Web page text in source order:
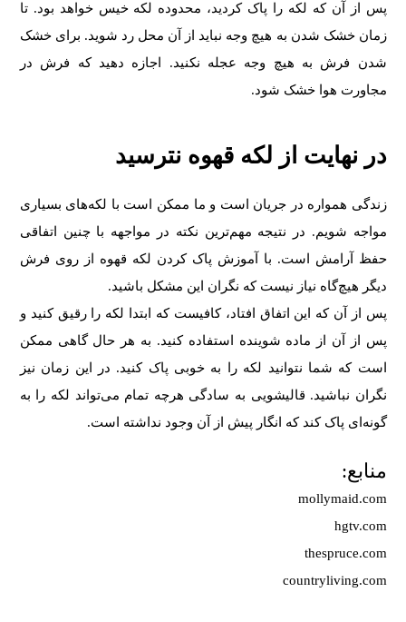
پس از آن که لکه را پاک کردید، محدوده لکه خیس خواهد بود. تا
زمان خشک شدن به هیچ وجه نباید از آن محل رد شوید. برای خشک
شدن فرش به هیچ وجه عجله نکنید. اجازه دهید که فرش در
مجاورت هوا خشک شود.
در نهایت از لکه قهوه نترسید
زندگی همواره در جریان است و ما ممکن است با لکه‌های بسیاری
مواجه شویم. در نتیجه مهم‌ترین نکته در مواجهه با چنین اتفاقی
حفظ آرامش است. با آموزش پاک کردن لکه قهوه از روی فرش
دیگر هیچ‌گاه نیاز نیست که نگران این مشکل باشید.
پس از آن که این اتفاق افتاد، کافیست که ابتدا لکه را رقیق کنید و
پس از آن از ماده شوینده استفاده کنید. به هر حال گاهی ممکن
است که شما نتوانید لکه را به خوبی پاک کنید. در این زمان نیز
نگران نباشید. قالیشویی به سادگی هرچه تمام می‌تواند لکه را به
گونه‌ای پاک کند که انگار پیش از آن وجود نداشته است.
منابع:
mollymaid.com
hgtv.com
thespruce.com
countryliving.com